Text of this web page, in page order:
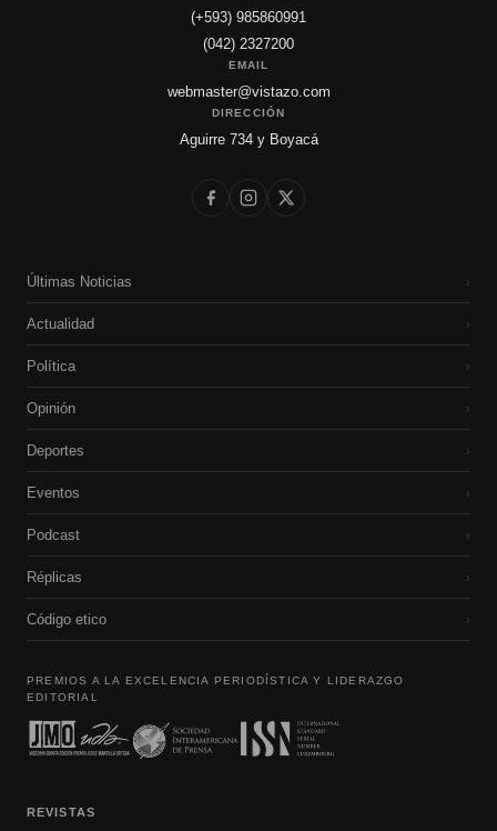
(+593) 985860991
(042) 2327200
EMAIL
webmaster@vistazo.com
DIRECCIÓN
Aguirre 734 y Boyacá
Últimas Noticias ›
Actualidad ›
Política ›
Opinión ›
Deportes ›
Eventos ›
Podcast ›
Réplicas ›
Código etico ›
PREMIOS A LA EXCELENCIA PERIODÍSTICA Y LIDERAZGO
EDITORIAL
REVISTAS